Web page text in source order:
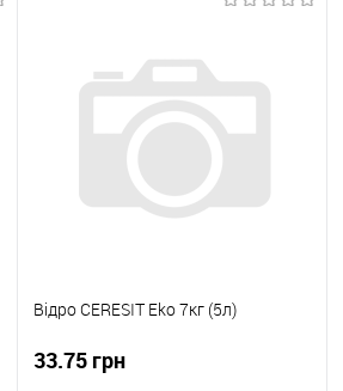
Купити в 1 клік
До
порівняння
В вибране
Під
замовлення
Відро CERESIT Eko 7кг (5л)
33.75 грн